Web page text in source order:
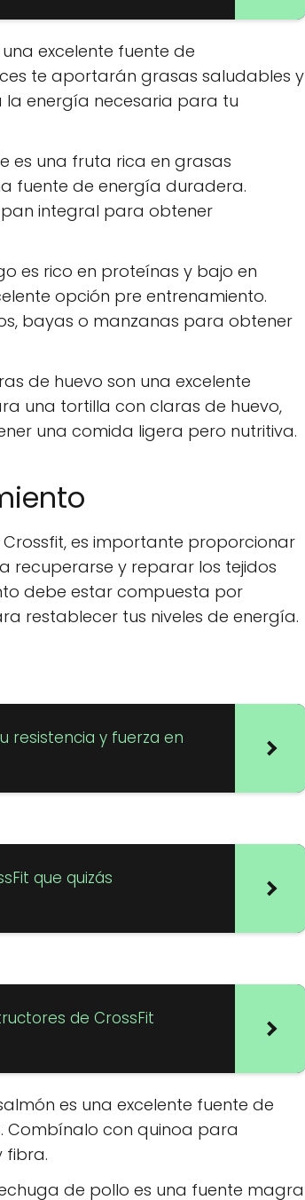
excelente fuente de
te aportarán grasas saludables y
energía necesaria para tu
es una fruta rica en grasas
fuente de energía duradera.
integral para obtener
es rico en proteínas y bajo en
opción pre entrenamiento.
bayas o manzanas para obtener
de huevo son una excelente
una tortilla con claras de huevo,
una comida ligera pero nutritiva.
es importante proporcionar
recuperarse y reparar los tejidos
debe estar compuesta por
restablecer tus niveles de energía.
resistencia y fuerza en
que quizás
de CrossFit
es una excelente fuente de
Combínalo con quinoa para
fibra.
de pollo es una fuente magra